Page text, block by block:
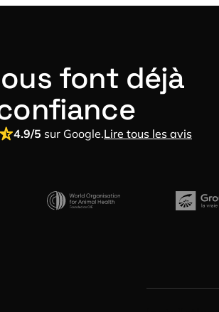
font déjà
4.9/5 sur Google.Lire tous les avis